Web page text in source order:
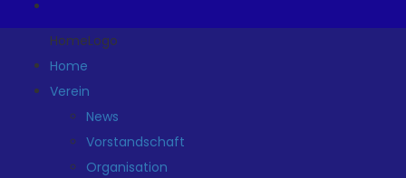
HomeLogo
Home
Verein
News
Vorstandschaft
Organisation